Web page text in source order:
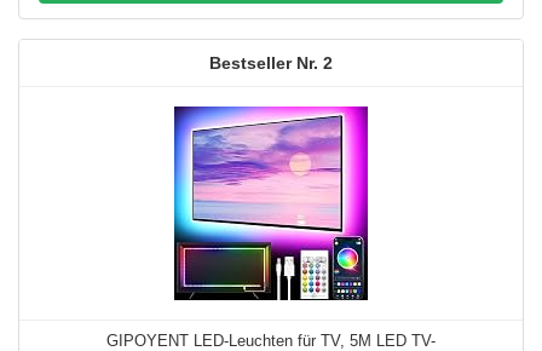
2
GIPOYENT LED-Leuchten für TV, 5M LED TV-